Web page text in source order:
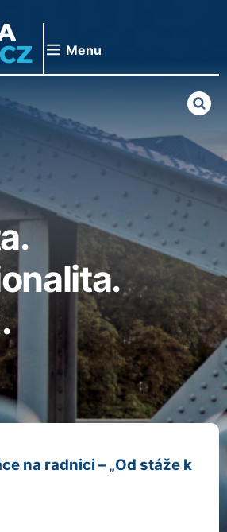
Menu
na radnici – „Od stáže k